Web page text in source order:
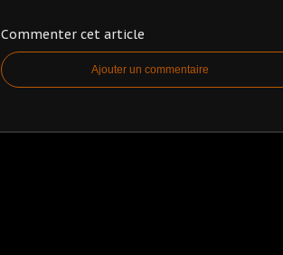
Commenter cet article
Ajouter un commentaire